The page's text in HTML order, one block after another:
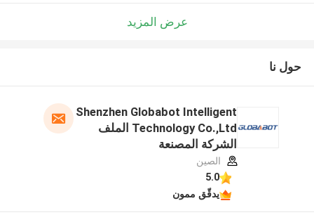
عرض المزيد
حول نا
Shenzhen Globabot Intelligent
Technology Co.,Ltd الملف
الشركة المصنعة
الصين
5.0
يدقّق ممون